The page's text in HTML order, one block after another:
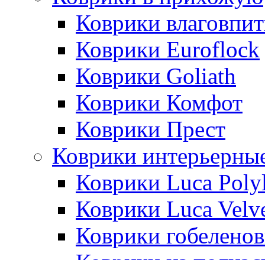
Коврики
Коврики Euroflock
Коврики Goliath
Коврики Комфот
Коврики Прест
Коврики
Коврики Luca
Коврики Luca
Коврики